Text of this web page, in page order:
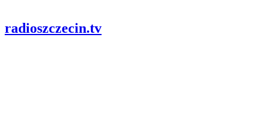
radioszczecin.tv